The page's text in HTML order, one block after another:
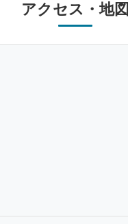
アクセス・地図